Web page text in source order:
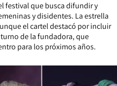
festival que busca difundir y
y disidentes. La estrella
el cartel destacó por incluir
de la fundadora, que
para los próximos años.